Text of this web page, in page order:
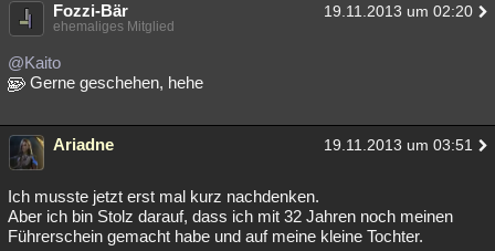
Übersichten
Lesenswert Schlüsselwörter
Fozzi-Bär 19.11.2013 um 02:20
ehemaliges Mitglied
@Kaito
Gerne geschehen, hehe
Ariadne 19.11.2013 um 03:51
Ich musste jetzt erst mal kurz nachdenken.
Aber ich bin Stolz darauf, dass ich mit 32 Jahren noch meinen
Führerschein gemacht habe und auf meine kleine Tochter.